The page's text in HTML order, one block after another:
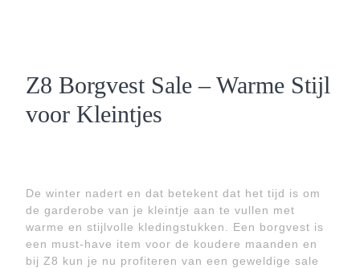
Z8 Borgvest Sale – Warme Stijl
voor Kleintjes
De winter nadert en dat betekent dat het tijd is om
de garderobe van je kleintje aan te vullen met
warme en stijlvolle kledingstukken. Een borgvest is
een must-have item voor de koudere maanden en
bij Z8 kun je nu profiteren van een geweldige sale